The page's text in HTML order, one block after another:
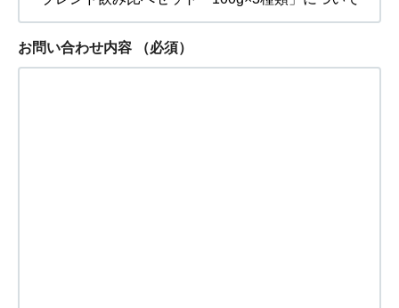
お問い合わせ内容 （必須）